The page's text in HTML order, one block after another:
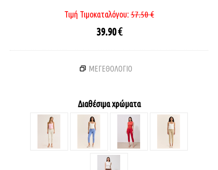
Τιμή Τιμοκαταλόγου: 57.50€
39.90€
ΜΕΓΕΘΟΛΟΓΙΟ
Διαθέσιμα χρώματα